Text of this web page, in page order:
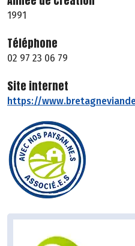
1991
Téléphone
02 97 23 06 79
Site internet
https://